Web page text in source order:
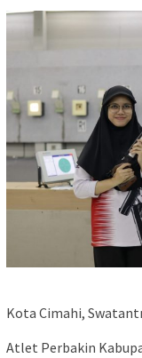
Kota Cimahi,
Atlet Perbakin